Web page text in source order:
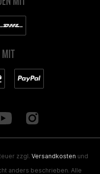
MIT
zzgl. Versandkosten und
anders beschrieben. Alle